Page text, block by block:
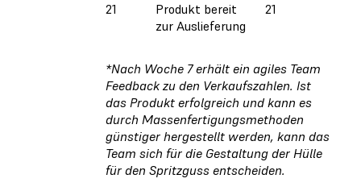
21
Produkt bereit
zur Auslieferung
21
*Nach Woche 7 erhält ein agiles Team
Feedback zu den Verkaufszahlen. Ist
das Produkt erfolgreich und kann es
durch Massenfertigungsmethoden
günstiger hergestellt werden, kann das
Team sich für die Gestaltung der Hülle
für den Spritzguss entscheiden.